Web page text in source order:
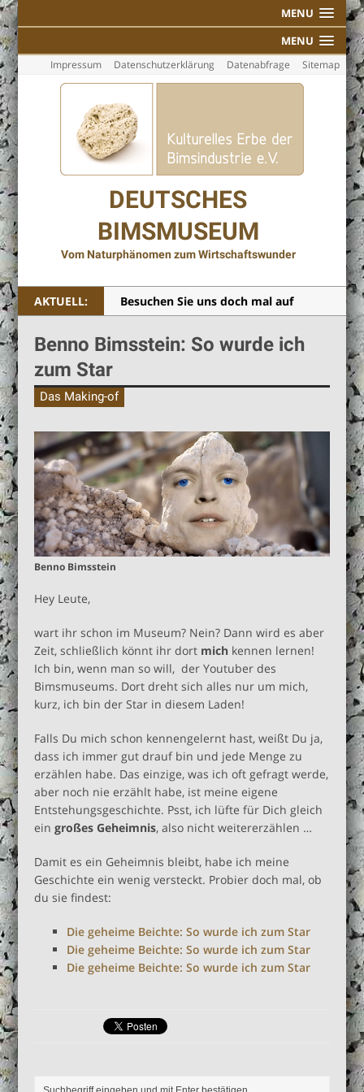
MENU
MENU
Impressum Datenschutzerklärung Datenabfrage Sitemap
DEUTSCHES
BIMSMUSEUM
Vom Naturphänomen zum Wirtschaftswunder
AKTUELL:
Besuchen Sie uns doch mal auf
Buch “Vom Naturphänomen zum
Sonderpreis
Benno Bimsstein: So wurde ich
zum Star
Das Making-of
Benno Bimsstein
Hey Leute,
wart ihr schon im Museum? Nein? Dann wird es aber
Zeit, schließlich könnt ihr dort mich kennen lernen!
Ich bin, wenn man so will, der Youtuber des
Bimsmuseums. Dort dreht sich alles nur um mich,
kurz, ich bin der Star in diesem Laden!
Falls Du mich schon kennengelernt hast, weißt Du ja,
dass ich immer gut drauf bin und jede Menge zu
erzählen habe. Das einzige, was ich oft gefragt werde,
aber noch nie erzählt habe, ist meine eigene
Entstehungsgeschichte. Psst, ich lüfte für Dich gleich
eingroßes Geheimnis, also nicht weitererzählen …
Damit es ein Geheimnis bleibt, habe ich meine
Geschichte ein wenig versteckt. Probier doch mal, ob
du sie findest:
Die geheime Beichte: So wurde ich zum Star
Die geheime Beichte: So wurde ich zum Star
Die geheime Beichte: So wurde ich zum Star